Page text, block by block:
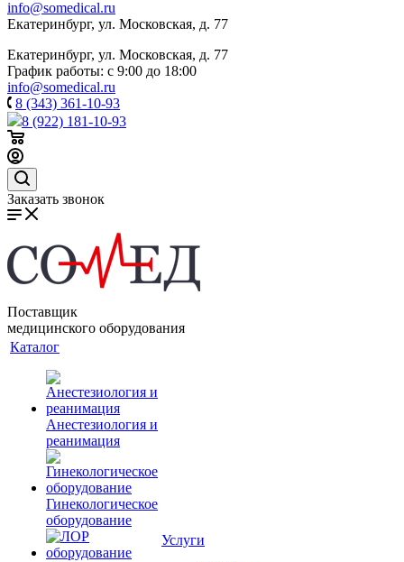
info@somedical.ru
Екатеринбург, ул. Московская, д. 77
Екатеринбург, ул. Московская, д. 77
График работы: с 9:00 до 18:00
info@somedical.ru
8 (343) 361-10-93
8 (922) 181-10-93
Заказать звонок
Поставщик
медицинского оборудования
Каталог
Анестезиология и
реанимация
Гинекологическое
оборудование
Услуги